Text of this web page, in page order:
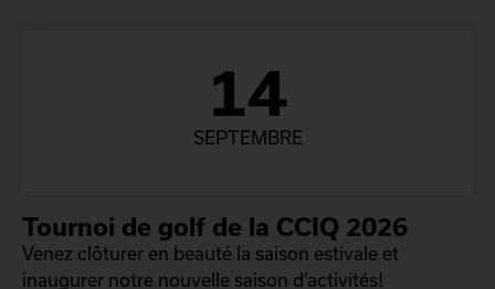
14
SEPTEMBRE
Tournoi de golf de la CCIQ 2026
Venez clôturer en beauté la saison estivale et
inaugurer notre nouvelle saison d’activités!